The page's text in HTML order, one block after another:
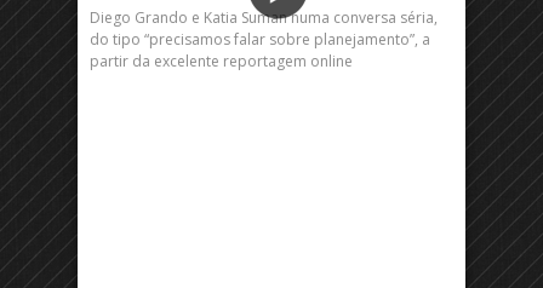
Diego Grando e Katia Suman numa conversa séria,
do tipo “precisamos falar sobre planejamento”, a
partir da excelente reportagem online